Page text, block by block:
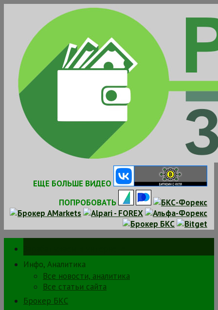
ЕЩЕ БОЛЬШЕ ВИДЕО
ПОПРОБОВАТЬ
Инфо, Аналитика
Все новости, аналитика
Все статьи сайта
Брокер БКС